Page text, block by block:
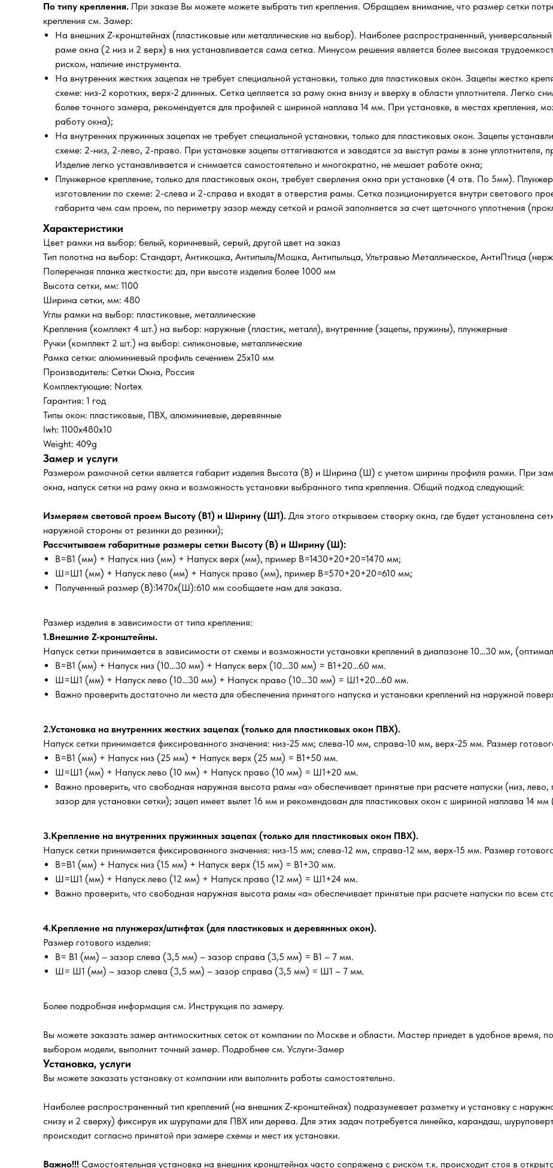
По типу крепления. При заказе Вы можете можете выбрать тип крепления. Обращаем внимание, что размер сетки
крепления см. Замер:
На внешних Z-кронштейнах (пластиковые или металлические на выбор). Наиболее распространенный,
раме окна (2 низ и 2 верх) в них устанавливается сама сетка. Минусом решения является более высокая
риском, наличие инструмента.
На внутренних жестких зацепах не требует специальной установки, только для пластиковых окон. Зацепы жестко
схеме: низ-2 коротких, верх-2 длинных. Сетка цепляется за раму окна внизу и вверху в области уплотнителя. Легко
более точного замера, рекомендуется для профилей с шириной наплава 14 мм. При установке, в местах крепления,
работу окна);
На внутренних пружинных зацепах не требует специальной установки, только для пластиковых окон. Зацепы
схеме: 2-низ, 2-лево, 2-право. При установке зацепы оттягиваются и заводятся за выступ рамы в зоне уплотнителя,
Изделие легко устанавливается и снимается самостоятельно и многократно, не мешает работе окна;
Плунжерное крепление, только для пластиковых окон, требует сверления окна при установке (4 отв. По 5мм).
изготовлении по схеме: 2-слева и 2-справа и входят в отверстия рамы. Сетка позиционируется внутри светового
габарита чем сам проем, по периметру зазор между сеткой и рамой заполняется за счет щеточного уплотнения
Характеристики
Цвет рамки на выбор: белый, коричневый, серый, другой цвет на заказ
Тип полотна на выбор: Стандарт, Антикошка, Антипыль/Мошка, Антипыльца, Ультравью Металлическое, АнтиПтица
Поперечная планка жесткости: да, при высоте изделия более 1000 мм
Высота сетки, мм: 1100
Ширина сетки, мм: 480
Углы рамки на выбор: пластиковые, металлические
Крепления (комплект 4 шт.) на выбор: наружные (пластик, металл), внутренние (зацепы, пружины), плунжерные
Ручки (комплект 2 шт.) на выбор: силиконовые, металлические
Рамка сетки: алюминиевый профиль сечением 25х10 мм
Производитель: Сетки Окна, Россия
Комплектующие: Nortex
Гарантия: 1 год
Типы окон: пластиковые, ПВХ, алюминиевые, деревянные
lwh: 1100x480x10
Weight: 409g
Замер и услуги
Размером рамочной сетки является габарит изделия Высота (В) и Ширина (Ш) с учетом ширины профиля рамки. При
окна, напуск сетки на раму окна и возможность установки выбранного типа крепления. Общий подход следующий:
Измеряем световой проем Высоту (В1) и Ширину (Ш1). Для этого открываем створку окна, где будет установлена
наружной стороны от резинки до резинки);
Рассчитываем габаритные размеры сетки Высоту (В) и Ширину (Ш):
В=В1 (мм) + Напуск низ (мм) + Напуск верх (мм), пример В=1430+20+20=1470 мм;
Ш=Ш1 (мм) + Напуск лево (мм) + Напуск право (мм), пример В=570+20+20=610 мм;
Полученный размер (В):1470х(Ш):610 мм сообщаете нам для заказа.
Размер изделия в зависимости от типа крепления:
1.Внешние Z-кронштейны.
Напуск сетки принимается в зависимости от схемы и возможности установки креплений в диапазоне 10…30 мм,
В=В1 (мм) + Напуск низ (10…30 мм) + Напуск верх (10…30 мм) = В1+20…60 мм.
Ш=Ш1 (мм) + Напуск лево (10…30 мм) + Напуск право (10…30 мм) = Ш1+20…60 мм.
Важно проверить достаточно ли места для обеспечения принятого напуска и установки креплений на наружной
2.Установка на внутренних жестких зацепах (только для пластиковых окон ПВХ).
Напуск сетки принимается фиксированного значения: низ-25 мм; слева-10 мм, справа-10 мм, верх-25 мм. Размер
В=В1 (мм) + Напуск низ (25 мм) + Напуск верх (25 мм) = В1+50 мм.
Ш=Ш1 (мм) + Напуск лево (10 мм) + Напуск право (10 мм) = Ш1+20 мм.
Важно проверить, что свободная наружная высота рамы «а» обеспечивает принятые при расчете напуски (низ, лево,
зазор для установки сетки); зацеп имеет вылет 16 мм и рекомендован для пластиковых окон с шириной наплава 14 мм
3.Крепление на внутренних пружинных зацепах (только для пластиковых окон ПВХ).
Напуск сетки принимается фиксированного значения: низ-15 мм; слева-12 мм, справа-12 мм, верх-15 мм. Размер
В=В1 (мм) + Напуск низ (15 мм) + Напуск верх (15 мм) = В1+30 мм.
Ш=Ш1 (мм) + Напуск лево (12 мм) + Напуск право (12 мм) = Ш1+24 мм.
Важно проверить, что свободная наружная высота рамы «а» обеспечивает принятые при расчете напуски по всем
4.Крепление на плунжерах/штифтах (для пластиковых и деревянных окон).
Размер готового изделия:
В= В1 (мм) – зазор слева (3,5 мм) – зазор справа (3,5 мм) = В1 – 7 мм.
Ш= Ш1 (мм) – зазор слева (3,5 мм) – зазор справа (3,5 мм) = Ш1 – 7 мм.
Более подробная информация см. Инструкция по замеру.
Вы можете заказать замер антимоскитных сеток от компании по Москве и области. Мастер приедет в удобное время,
выбором модели, выполнит точный замер. Подробнее см. Услуги-Замер
Установка, услуги
Вы можете заказать установку от компании или выполнить работы самостоятельно.
Наиболее распространенный тип креплений (на внешних Z-кронштейнах) подразумевает разметку и установку с
снизу и 2 сверху) фиксируя их шурупами для ПВХ или дерева. Для этих задач потребуется линейка, карандаш,
происходит согласно принятой при замере схемы и мест их установки.
Важно!!! Самостоятельная установка на внешних кронштейнах часто сопряжена с риском т.к. происходит стоя в